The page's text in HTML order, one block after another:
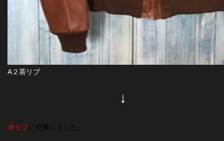
A２茶リブ
↓
赤リブに交換しました。